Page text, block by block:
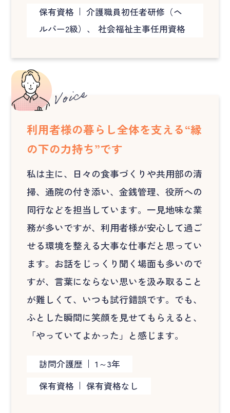
保有資格
介護職員初任者研修（ヘ
ルパー2級）、 社会福祉主事任用資格
利用者様の暮らし全体を支える“縁
の下の力持ち”です
私は主に、日々の食事づくりや共用部の清
掃、通院の付き添い、金銭管理、役所への
同行などを担当しています。一見地味な業
務が多いですが、利用者様が安心して過ご
せる環境を整える大事な仕事だと思ってい
ます。お話をじっくり聞く場面も多いので
すが、言葉にならない思いを汲み取ること
が難しくて、いつも試行錯誤です。でも、
ふとした瞬間に笑顔を見せてもらえると、
「やっていてよかった」と感じます。
訪問介護歴
1～3年
保有資格
保有資格なし